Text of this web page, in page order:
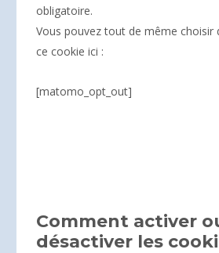
obligatoire.
Vous pouvez tout de même choisir
ce cookie ici :
[matomo_opt_out]
Comment activer
désactiver les